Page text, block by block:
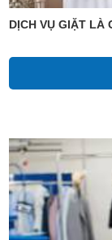
DỊCH VỤ GIẶT LÀ